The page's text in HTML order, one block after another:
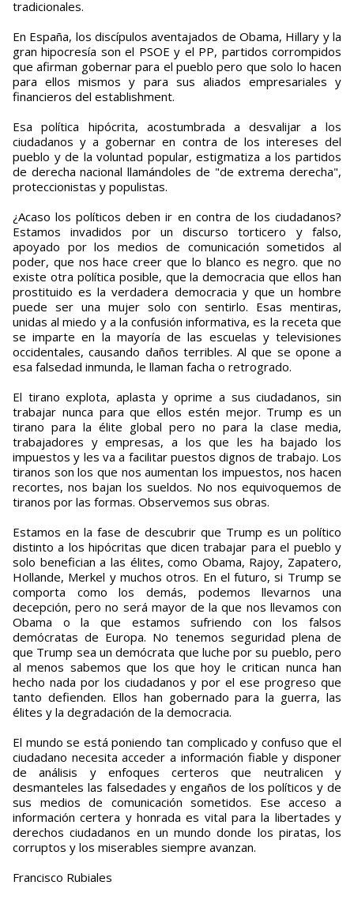
tradicionales.
En España, los discípulos aventajados de Obama, Hillary y la
gran hipocresía son el PSOE y el PP, partidos corrompidos
que afirman gobernar para el pueblo pero que solo lo hacen
para ellos mismos y para sus aliados empresariales y
financieros del establishment.
Esa política hipócrita, acostumbrada a desvalijar a los
ciudadanos y a gobernar en contra de los intereses del
pueblo y de la voluntad popular, estigmatiza a los partidos
de derecha nacional llamándoles de "de extrema derecha",
proteccionistas y populistas.
¿Acaso los políticos deben ir en contra de los ciudadanos?
Estamos invadidos por un discurso torticero y falso,
apoyado por los medios de comunicación sometidos al
poder, que nos hace creer que lo blanco es negro. que no
existe otra política posible, que la democracia que ellos han
prostituido es la verdadera democracia y que un hombre
puede ser una mujer solo con sentirlo. Esas mentiras,
unidas al miedo y a la confusión informativa, es la receta que
se imparte en la mayoría de las escuelas y televisiones
occidentales, causando daños terribles. Al que se opone a
esa falsedad inmunda, le llaman facha o retrogrado.
El tirano explota, aplasta y oprime a sus ciudadanos, sin
trabajar nunca para que ellos estén mejor. Trump es un
tirano para la élite global pero no para la clase media,
trabajadores y empresas, a los que les ha bajado los
impuestos y les va a facilitar puestos dignos de trabajo. Los
tiranos son los que nos aumentan los impuestos, nos hacen
recortes, nos bajan los sueldos. No nos equivoquemos de
tiranos por las formas. Observemos sus obras.
Estamos en la fase de descubrir que Trump es un político
distinto a los hipócritas que dicen trabajar para el pueblo y
solo benefician a las élites, como Obama, Rajoy, Zapatero,
Hollande, Merkel y muchos otros. En el futuro, si Trump se
comporta como los demás, podemos llevarnos una
decepción, pero no será mayor de la que nos llevamos con
Obama o la que estamos sufriendo con los falsos
demócratas de Europa. No tenemos seguridad plena de
que Trump sea un demócrata que luche por su pueblo, pero
al menos sabemos que los que hoy le critican nunca han
hecho nada por los ciudadanos y por el ese progreso que
tanto defienden. Ellos han gobernado para la guerra, las
élites y la degradación de la democracia.
El mundo se está poniendo tan complicado y confuso que el
ciudadano necesita acceder a información fiable y disponer
de análisis y enfoques certeros que neutralicen y
desmanteles las falsedades y engaños de los políticos y de
sus medios de comunicación sometidos. Ese acceso a
información certera y honrada es vital para la libertades y
derechos ciudadanos en un mundo donde los piratas, los
corruptos y los miserables siempre avanzan.
Francisco Rubiales